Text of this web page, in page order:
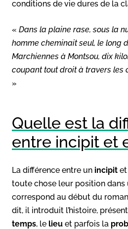
conditions de vie dures de la
« Dans la plaine rase, sous la
homme cheminait seul, le long
Marchiennes à Montsou, dix
coupant tout droit à travers les
»
Quelle est la
entre incipit et
La différence entre un incipit
toute chose leur position dans
correspond au début du
dit, il introduit l’histoire,
temps, le lieu et parfois la